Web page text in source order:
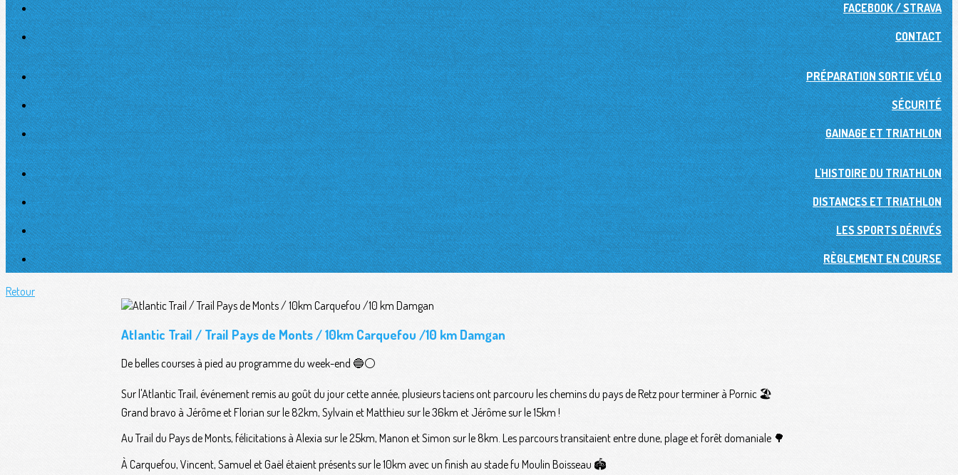
FACEBOOK / STRAVA
CONTACT
PRÉPARATION SORTIE VÉLO
SÉCURITÉ
GAINAGE ET TRIATHLON
L'HISTOIRE DU TRIATHLON
DISTANCES ET TRIATHLON
LES SPORTS DÉRIVÉS
RÈGLEMENT EN COURSE
Retour
Atlantic Trail / Trail Pays de Monts / 10km Carquefou /10 km Damgan
De belles courses à pied au programme du week-end 🔵⚪️
Sur l'Atlantic Trail, événement remis au goût du jour cette année, plusieurs taciens ont parcouru les chemins du pays de Retz pour terminer à Pornic 🏖
Grand bravo à Jérôme et Florian sur le 82km, Sylvain et Matthieu sur le 36km et Jérôme sur le 15km !
Au Trail du Pays de Monts, félicitations à Alexia sur le 25km, Manon et Simon sur le 8km. Les parcours transitaient entre dune, plage et forêt domaniale 🌳
À Carquefou, Vincent, Samuel et Gaël étaient présents sur le 10km avec un finish au stade fu Moulin Boisseau 🏟